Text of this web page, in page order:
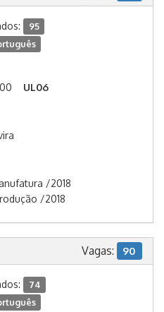
95
UL06
/2018
/2018
Vagas: 90
74